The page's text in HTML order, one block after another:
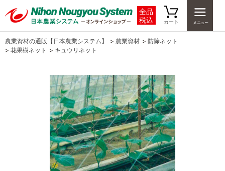
全品
税込
カート
農業資材の通販【日本農業システム】 > 農業資材 > 防除ネット
> 花果樹ネット > キュウリネット